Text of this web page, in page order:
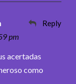
pm
Reply
acertadas
como